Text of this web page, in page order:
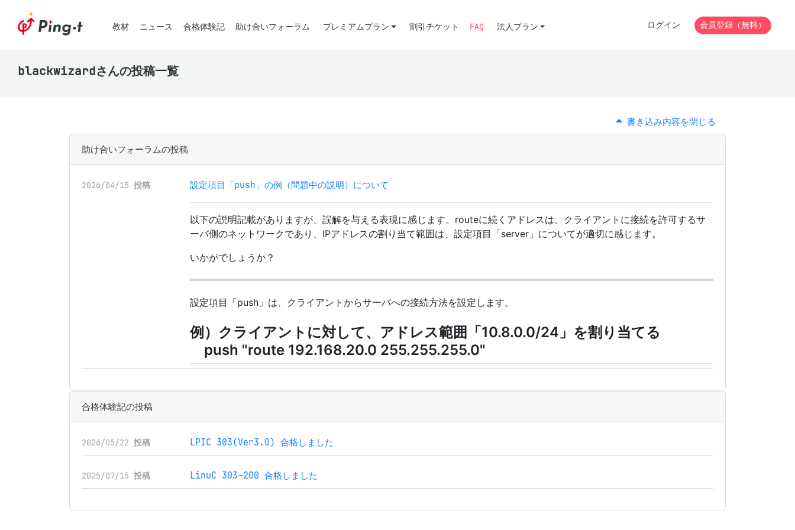
教材 ニュース 合格体験記 助け合いフォーラム プレミアムプラン 割引チケット FAQ 法人プラン ログイン 会員登録（無料）
blackwizardさんの投稿一覧
書き込み内容を閉じる
助け合いフォーラムの投稿
2026/04/15 投稿 設定項目「push」の例（問題中の説明）について
以下の説明記載がありますが、誤解を与える表現に感じます。routeに続くアドレスは、クライアントに接続を許可するサ
ーバ側のネットワークであり、IPアドレスの割り当て範囲は、設定項目「server」についてが適切に感じます。
いかがでしょうか？
設定項目「push」は、クライアントからサーバへの接続方法を設定します。
例）クライアントに対して、アドレス範囲「10.8.0.0/24」を割り当てる
push "route 192.168.20.0 255.255.255.0"
合格体験記の投稿
2026/05/22 投稿 LPIC 303(Ver3.0) 合格しました
2025/07/15 投稿 LinuC 303-200 合格しました